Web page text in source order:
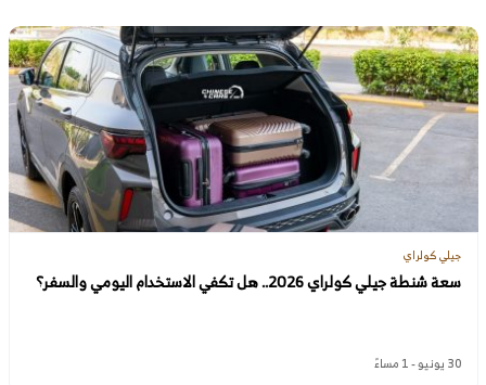
جيلي كولراي
سعة شنطة جيلي كولراي 2026.. هل تكفي الاستخدام اليومي والسفر؟
30 يونيو - 1 مساءً